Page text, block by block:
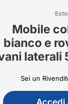
Mobile
bianco e
Sei un
Accedi